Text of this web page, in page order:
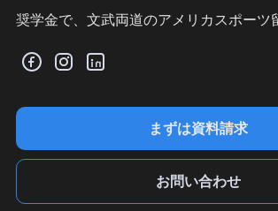
奨学金で、文武両道のアメリカスポーツ
まずは資料請求
お問い合わせ